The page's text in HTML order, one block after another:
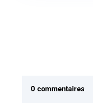
0 commentaires